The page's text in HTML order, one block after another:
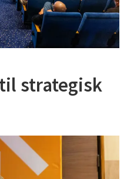
strategisk